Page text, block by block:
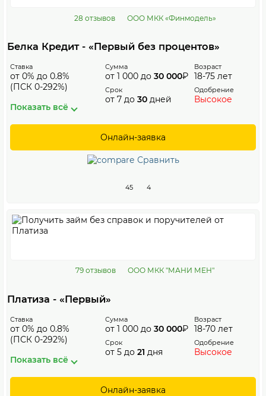
28 отзывов ООО МКК «Финмодель»
Белка Кредит - «Первый без процентов»
Ставка
от 0% до 0.8%
(ПСК 0-292%)
Сумма
от 1 000 до 30 000₽
Срок
от 7 до 30 дней
Возраст
18-75 лет
Одобрение
Высокое
Показать всё
Онлайн-заявка
Сравнить
45 4
79 отзывов ООО МКК "МАНИ МЕН"
Платиза - «Первый»
Ставка
от 0% до 0.8%
(ПСК 0-292%)
Сумма
от 1 000 до 30 000₽
Срок
от 5 до 21 дня
Возраст
18-70 лет
Одобрение
Высокое
Показать всё
Онлайн-заявка